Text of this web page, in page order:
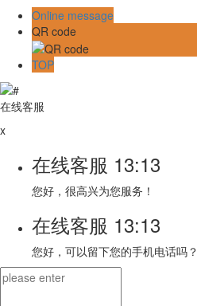
Online message
QR code
TOP
在线客服
x
在线客服 13:13
您好，很高兴为您服务！
在线客服 13:13
您好，可以留下您的手机电话吗？